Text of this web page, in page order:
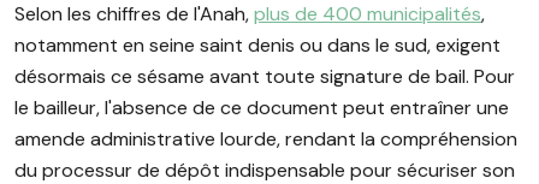
Selon les chiffres de l'Anah,plus de 400 municipalités,
notamment en seine saint denis ou dans le sud, exigent
désormais ce sésame avant toute signature de bail. Pour
le bailleur, l'absence de ce document peut entraîner une
amende administrative lourde, rendant la compréhension
du processur de dépôt indispensable pour sécuriser son